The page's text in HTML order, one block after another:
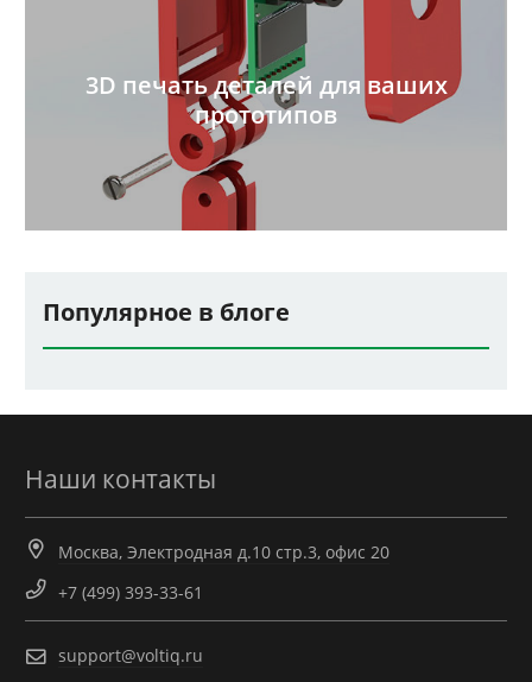
3D печать деталей для ваших
прототипов
Популярное в блоге
Наши контакты
Москва, Электродная д.10 стр.3, офис 20
+7 (499) 393-33-61
support@voltiq.ru